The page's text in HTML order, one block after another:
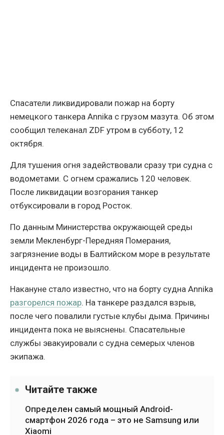
Спасатели ликвидировали пожар на борту
немецкого танкера Annika с грузом мазута. Об этом
сообщил телеканал ZDF утром в субботу, 12
октября.
Для тушения огня задействовали сразу три судна с
водометами. С огнем сражались 120 человек.
После ликвидации возгорания танкер
отбуксировали в город Росток.
По данным Министерства окружающей среды
земли Мекленбург-Передняя Померания,
загрязнение воды в Балтийском море в результате
инцидента не произошло.
Накануне стало известно, что на борту судна Annika
разгорелся пожар. На танкере раздался взрыв,
после чего повалили густые клубы дыма. Причины
инцидента пока не выяснены. Спасательные
службы эвакуировали с судна семерых членов
экипажа.
Читайте также
Определен самый мощный Android-
смартфон 2026 года – это не Samsung или
Xiaomi